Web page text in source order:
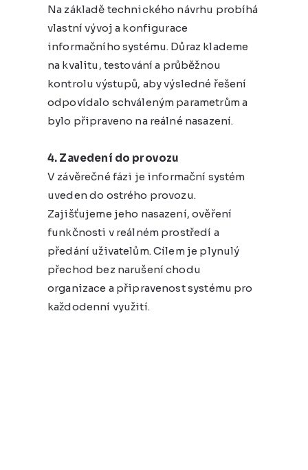
Na základě technického návrhu probíhá
vlastní vývoj a konfigurace
informačního systému. Důraz klademe
na kvalitu, testování a průběžnou
kontrolu výstupů, aby výsledné řešení
odpovídalo schváleným parametrům a
bylo připraveno na reálné nasazení.
4. Zavedení do provozu
V závěrečné fázi je informační systém
uveden do ostrého provozu.
Zajišťujeme jeho nasazení, ověření
funkčnosti v reálném prostředí a
předání uživatelům. Cílem je plynulý
přechod bez narušení chodu
organizace a připravenost systému pro
každodenní využití.